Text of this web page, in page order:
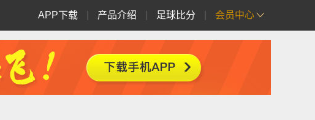
APP下载 产品介绍 足球比分 会员中心